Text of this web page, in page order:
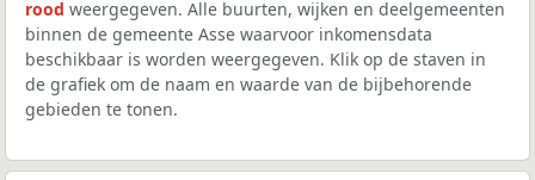
rood weergegeven. Alle buurten, wijken en deelgemeenten
binnen de gemeente Asse waarvoor inkomensdata
beschikbaar is worden weergegeven. Klik op de staven in
de grafiek om de naam en waarde van de bijbehorende
gebieden te tonen.